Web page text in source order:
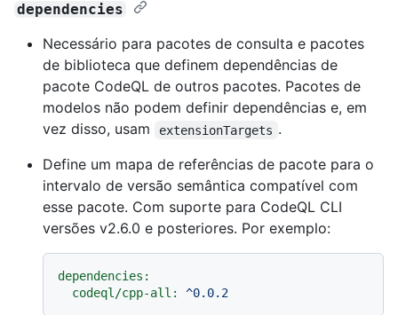
dependencies
Necessário para pacotes de consulta e pacotes
de biblioteca que definem dependências de
pacote CodeQL de outros pacotes. Pacotes de
modelos não podem definir dependências e, em
vez disso, usam
extensionTargets .
Define um mapa de referências de pacote para o
intervalo de versão semântica compatível com
esse pacote. Com suporte para CodeQL CLI
versões v2.6.0 e posteriores. Por exemplo:
dependencies:
codeql/cpp-all:
^0.0.2